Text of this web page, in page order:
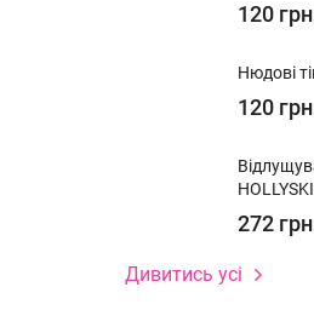
120
Нюдові
120
272
Дивитись усі